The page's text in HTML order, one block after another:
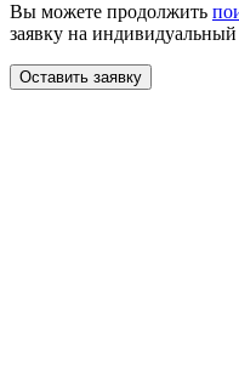
Вы можете продолжить
заявку на
Оставить заявку